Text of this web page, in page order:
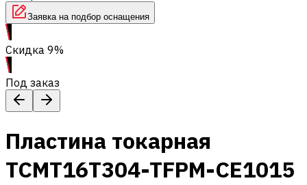
Заявка на подбор оснащения
Скидка 9%
Под заказ
Пластина токарная
TCMT16T304-TFPM-CE1015